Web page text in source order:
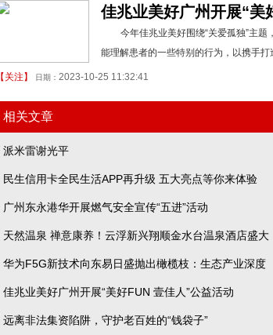
佳兆业美好广州开展“美
今年佳兆业美好围绕“关爱孤独”主
能理解患者的一些特别的行为，以携手打
【 关注 】 日期： 2023-10-25 11:32:41
相关文章
派米雷谢光平
民生信用卡全民生活APP再升级 五大亮点等你来体验
广州东永港华开展燃气安全宣传“五进”活动
天然温泉 禅意康养！云浮新兴翔顺金水台温泉酒店盛大
开业！
华为F5G新技术向东易日盛抛出橄榄枝：生态产业深度
协作，共创智慧家庭新时代！
佳兆业美好广州开展“美好FUN 壹佳人”公益活动
远离非法集资陷阱，守护老百姓的“钱袋子”